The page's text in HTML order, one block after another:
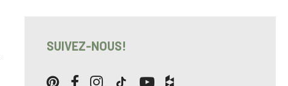
SUIVEZ-NOUS!